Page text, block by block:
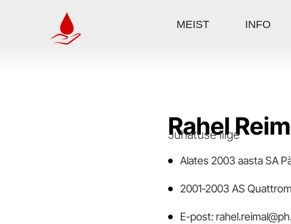
MEIST INFO
Rahel
Juhatuse liige
Alates 2003 aasta SA
2001-2003 AS
E-post: